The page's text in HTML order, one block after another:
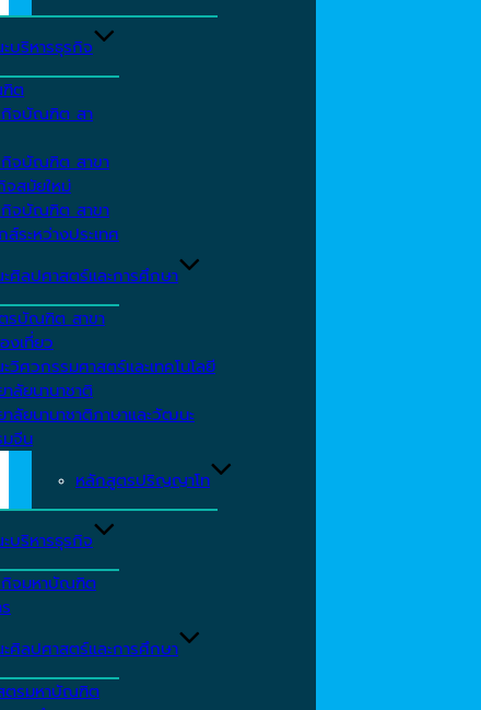
บริหารธุรกิจ
ต
กิจบัณฑิต สา
จบัณฑิต สาขา
จสมัยใหม่
จบัณฑิต สาขา
ระหว่างประเทศ
ศิลปศาสตร์และการศึกษา
รบัณฑิต สาขา
งเที่ยว
วิศวกรรมศาสตร์และเทคโนโลยี
ลัยนานาชาติ
ลัยนานาชาติภาษาและวัฒนะ
มจีน
หลักสูตรปริญญาโท
บริหารธุรกิจ
กิจมหาบัณฑิต
ศิลปศาสตร์และการศึกษา
ตรมหาบัณฑิต